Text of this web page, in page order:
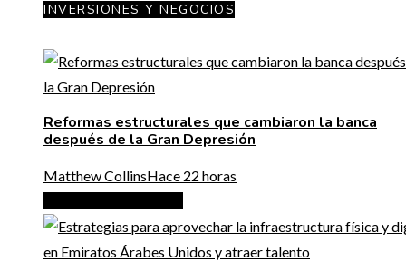
INVERSIONES Y NEGOCIOS
Reformas estructurales que cambiaron la banca
después de la Gran Depresión
Matthew CollinsHace 22 horas